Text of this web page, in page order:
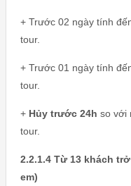
+ Trước 02 ngày tính
tour.
+ Trước 01 ngày tính
tour.
+ Hủy trước 24h so với
tour.
2.2.1.4 Từ 13 khách
em)